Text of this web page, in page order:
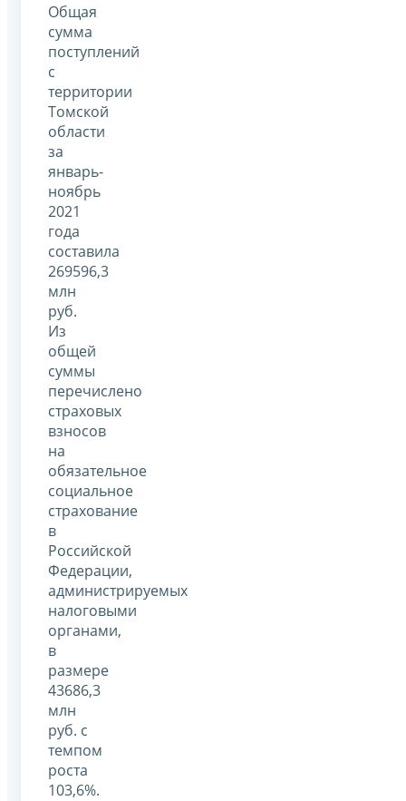
Общая
сумма
поступлений
с
территории
Томской
области
за
январь-
ноябрь
2021
года
составила
269596,3
млн
руб.
Из
общей
суммы
перечислено
страховых
взносов
на
обязательное
социальное
страхование
в
Российской
Федерации,
администрируемых
налоговыми
органами,
в
размере
43686,3
млн
руб. с
темпом
роста
103,6%.